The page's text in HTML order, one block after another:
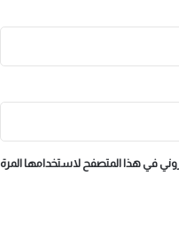
في هذا المتصفح لاستخدامها المرة